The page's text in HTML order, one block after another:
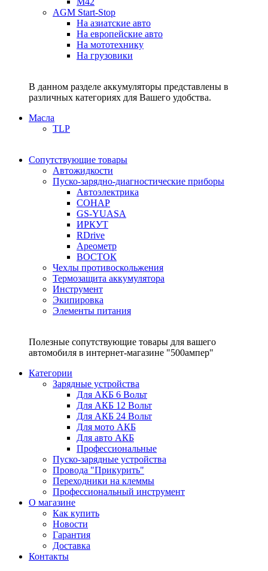
AGM Start-Stop
На азиатские авто
На европейские авто
На мототехнику
На грузовики
В данном разделе аккумуляторы представлены в
различных категориях для Вашего удобства.
Масла
TLP
Сопутствующие товары
Автожидкости
Пуско-зарядно-диагностические приборы
Автоэлектрика
СОНАР
GS-YUASA
ИРКУТ
RDrive
Ареометр
ВОСТОК
Чехлы противоскольжения
Термозащита аккумулятора
Инструмент
Экипировка
Элементы питания
Полезные сопутствующие товары для вашего
автомобиля в интернет-магазине "500ампер"
Категории
Зарядные устройства
Для АКБ 6 Вольт
Для АКБ 12 Вольт
Для АКБ 24 Вольт
Для мото АКБ
Для авто АКБ
Профессиональные
Пуско-зарядные устройства
Провода "Прикурить"
Переходники на клеммы
Профессиональный инструмент
О магазине
Как купить
Новости
Гарантия
Доставка
Контакты